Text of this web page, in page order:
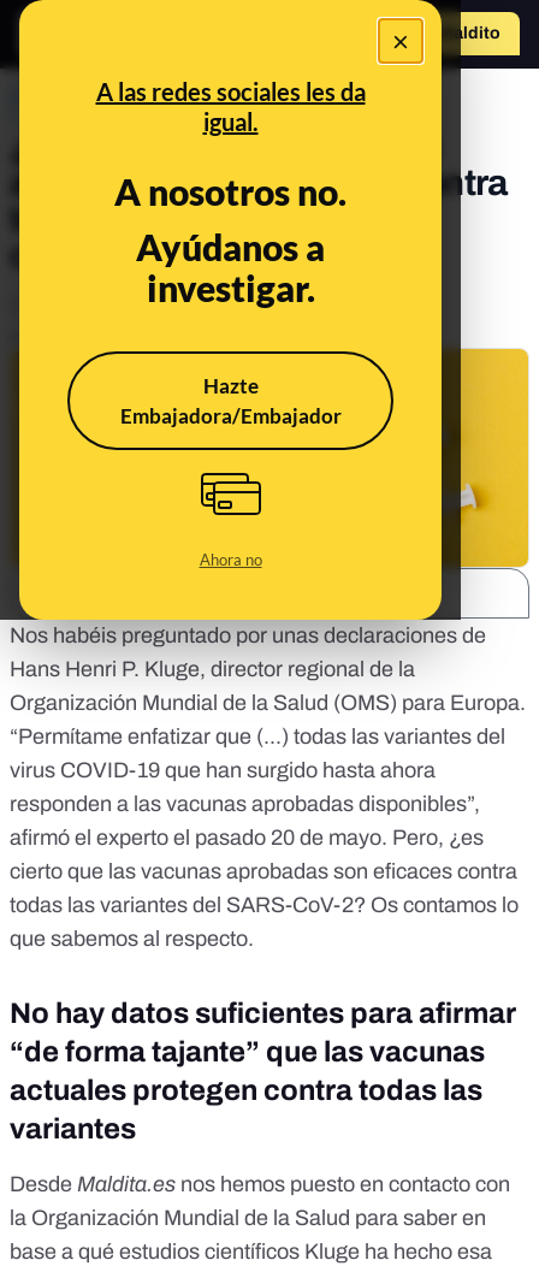
×
A las redes sociales les da
igual.
A nosotros no.
Ayúdanos a
investigar.
Hazte
Embajadora/Embajador
Ahora no
Hazte Maldito
PREBUNKING
¿Es cierto que las vacunas
aprobadas son eficaces contra
todas las variantes del
coronavirus?
Nos habéis preguntado por unas declaraciones de
Hans Henri P. Kluge, director regional de la
Organización Mundial de la Salud (OMS) para Europa.
“Permítame enfatizar que (...) todas las variantes del
virus COVID-19 que han surgido hasta ahora
responden a las vacunas aprobadas disponibles”,
afirmó el experto el pasado 20 de mayo. Pero, ¿es
cierto que las vacunas aprobadas son eficaces contra
todas las variantes del SARS-CoV-2? Os contamos lo
que sabemos al respecto.
No hay datos suficientes para afirmar
“de forma tajante” que las vacunas
actuales protegen contra todas las
variantes
Desde Maldita.es nos hemos puesto en contacto con
la Organización Mundial de la Salud para saber en
base a qué estudios científicos Kluge ha hecho esa